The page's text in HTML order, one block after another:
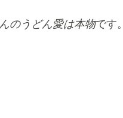
のうどん愛は本物です。